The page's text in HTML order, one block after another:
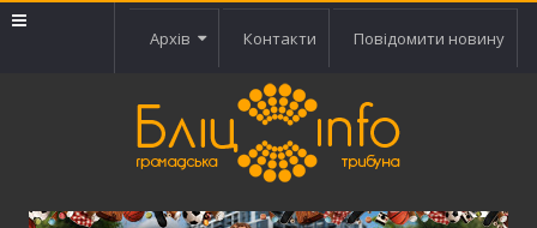
Архів Контакти Повідомити новину